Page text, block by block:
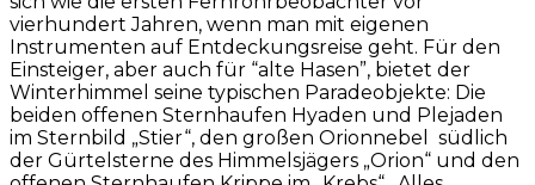
vierhundert Jahren, wenn man mit eigenen
Instrumenten auf Entdeckungsreise geht. Für den
Einsteiger, aber auch für “alte Hasen”, bietet der
Winterhimmel seine typischen Paradeobjekte: Die
beiden offenen Sternhaufen Hyaden und Plejaden
im Sternbild „Stier“, den großen Orionnebel südlich
der Gürtelsterne des Himmelsjägers „Orion“ und den